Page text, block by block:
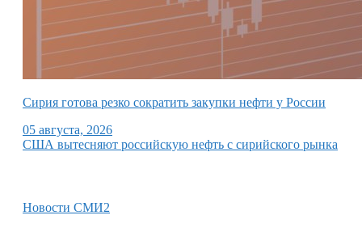
Сирия готова резко сократить закупки нефти у России
05 августа, 2026
США вытесняют российскую нефть с сирийского рынка
Новости СМИ2